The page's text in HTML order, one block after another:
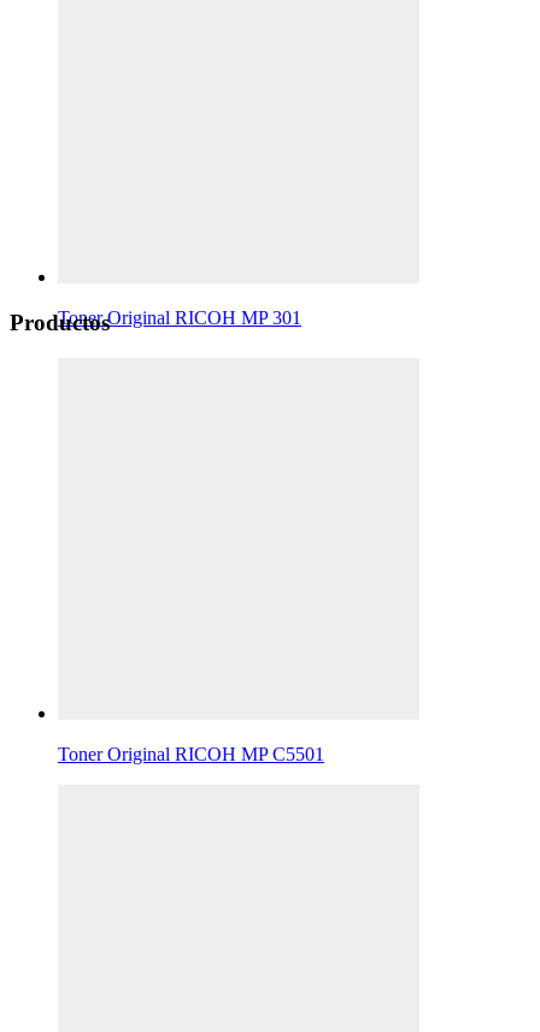
Toner Original RICOH MP 301
Productos
Toner Original RICOH MP C5501